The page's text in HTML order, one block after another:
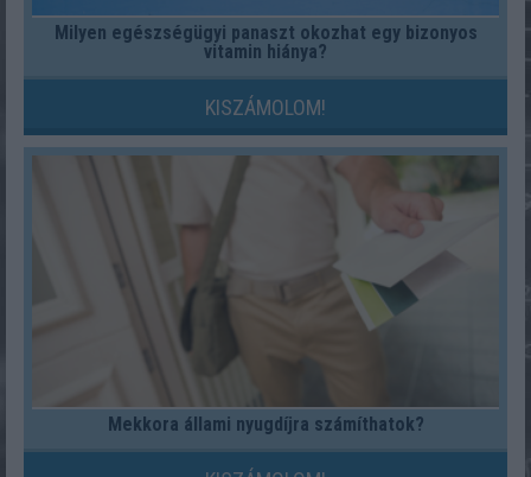
Milyen egészségügyi panaszt okozhat egy bizonyos
vitamin hiánya?
KISZÁMOLOM!
Mekkora állami nyugdíjra számíthatok?